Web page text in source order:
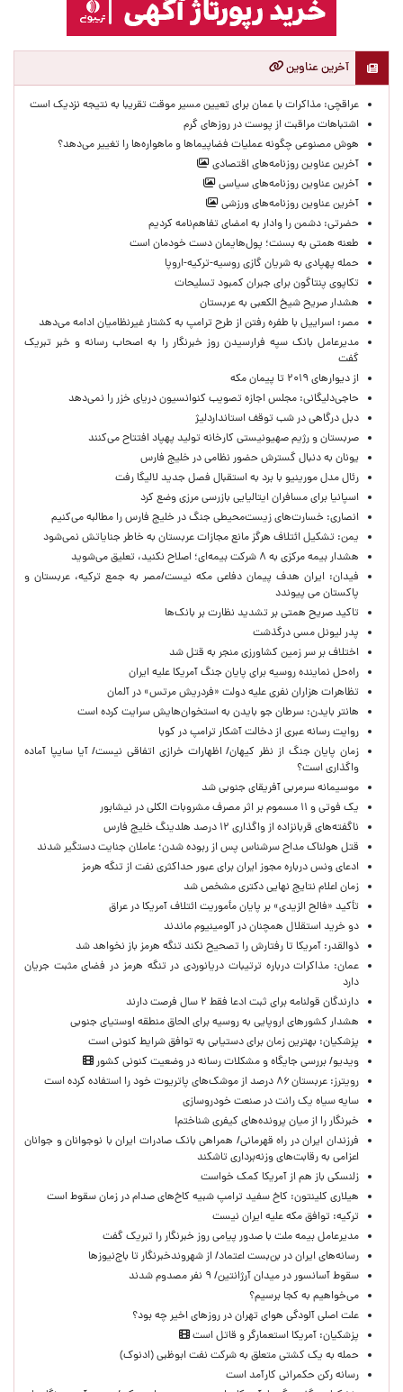
آخرین عناوین
عراقچی: مذاکرات با عمان برای تعیین مسیر موقت تقریبا به نتیجه نزدیک است
اشتباهات مراقبت از پوست در روزهای گرم
هوش مصنوعی چگونه عملیات فضاپیماها و ماهواره‌ها را تغییر می‌دهد؟
آخرین عناوین روزنامه‌های اقتصادی
آخرین عناوین روزنامه‌های سیاسی
آخرین عناوین روزنامه‌های ورزشی
حضرتی: دشمن را وادار به امضای تفاهم‌نامه کردیم
طعنه همتی به بسنت؛ پول‌هایمان دست خودمان است
حمله پهپادی به شریان گازی روسیه-ترکیه-اروپا
تکاپوی پنتاگون برای جبران کمبود تسلیحات
هشدار صریح شیخ الکعبی به عربستان
مصر: اسراییل با طفره رفتن از طرح ترامپ به کشتار غیرنظامیان ادامه می‌دهد
مدیرعامل بانک سپه فرارسیدن روز خبرنگار را به اصحاب رسانه و خبر تبریک
گفت
از دیوارهای ۲۰۱۹ تا پیمان مکه
حاجی‌دلیگانی: مجلس اجازه تصویب کنوانسیون دریای خزر را نمی‌دهد
دبل درگاهی در شب توقف استانداردلیژ
صربستان و رژیم صهیونیستی کارخانه تولید پهپاد افتتاح می‌کنند
یونان به دنبال گسترش حضور نظامی در خلیج فارس
رئال مدل مورینیو با برد به استقبال فصل جدید لالیگا رفت
اسپانیا برای مسافران ایتالیایی بازرسی مرزی وضع کرد
انصاری: خسارت‌های زیست‌محیطی جنگ در خلیج فارس را مطالبه‌ می‌کنیم
یمن: تشکیل ائتلاف هرگز مانع مجازات عربستان به خاطر جنایاتش نمی‌شود
هشدار بیمه مرکزی به ۸ شرکت بیمه‌ای؛ اصلاح نکنید، تعلیق می‌شوید
فیدان: ایران هدف پیمان دفاعی مکه نیست/مصر به جمع ترکیه، عربستان و
پاکستان می پیوندد
تاکید صریح همتی بر تشدید نظارت بر بانک‌ها
پدر لیونل مسی درگذشت
اختلاف بر سر زمین کشاورزی منجر به قتل شد
راه‌حل نماینده روسیه برای پایان جنگ آمریکا علیه ایران
تظاهرات هزاران نفری علیه دولت «فردریش مرتس» در آلمان
هانتر بایدن: سرطان جو بایدن به استخوان‌هایش سرایت کرده است
روایت رسانه عبری از دخالت آشکار ترامپ در کوبا
زمان پایان جنگ از نظر کیهان/ اظهارات خرازی اتفاقی نیست/ آیا سایپا آماده
واگذاری است؟
موسیمانه سرمربی آفریقای جنوبی شد
یک فوتی و ۱۱ مسموم بر اثر مصرف مشروبات الکلی در نیشابور
ناگفته‌های قربانزاده از واگذاری ۱۲ درصد هلدینگ خلیج فارس
قتل هولناک مداح سرشناس پس از ربوده شدن؛ عاملان جنایت دستگیر شدند
ادعای ونس درباره مجوز ایران برای عبور حداکثری نفت از تنگه هرمز
زمان اعلام نتایج نهایی دکتری مشخص شد
تأکید «فالح الزیدی» بر پایان مأموریت ائتلاف آمریکا در عراق
دو خرید استقلال همچنان در آلومینیوم ماندند
ذوالقدر: آمریکا تا رفتارش را تصحیح نکند تنگه هرمز باز نخواهد شد
عمان: مذاکرات درباره ترتیبات دریانوردی در تنگه هرمز در فضای مثبت جریان
دارد
دارندگان قولنامه برای ثبت ادعا فقط ۲ سال فرصت دارند
هشدار کشورهای اروپایی به روسیه برای الحاق منطقه اوستیای جنوبی
پزشکیان‌: بهترین زمان برای دستیابی به توافق شرایط کنونی است
ویدیو/ بررسی جایگاه و مشکلات رسانه در وضعیت کنونی کشور
رویترز: عربستان ۸۶ درصد از موشک‌های پاتریوت خود را استفاده کرده است
سایه سیاه یک رانت در صنعت خودروسازی
خبرنگار را از میان پرونده‌های کیفری شناختم!
​فرزندان ایران در راه قهرمانی/ همراهی بانک صادرات ایران با نوجوانان و جوانان
اعزامی به رقابت‌های وزنه‌برداری تاشکند
زلنسکی باز هم از آمریکا کمک خواست
هیلاری کلینتون: کاخ سفید ترامپ شبیه کاخ‌های صدام در زمان سقوط است
ترکیه: توافق مکه علیه ایران نیست
مدیرعامل بیمه ملت با صدور پیامی روز خبرنگار را تبریک گفت
رسانه‌های ایران در بن‌بست اعتماد/ از شهروندخبرنگار تا باج‌نیوزها
سقوط آسانسور در میدان آرژانتین/ ۹ نفر مصدوم شدند
می‌خواهیم به کجا برسیم؟
علت اصلی آلودگی هوای تهران در روزهای اخیر چه بود؟
پزشکیان: آمریکا استعمارگر و قاتل است
حمله به یک کشتی متعلق به شرکت نفت ابوظبی (ادنوک)
رسانه رکن حکمرانی کارآمد است